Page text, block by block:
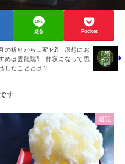
送る Pocket
の祈りから…変化⁈ 瞑想にお
めは雲龍院⁈ 静寂になって思
したこととは？
週記